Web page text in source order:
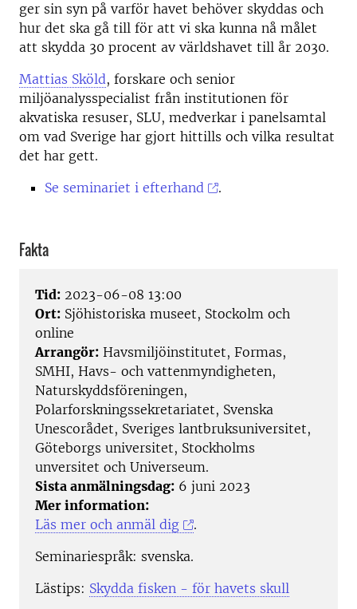
ger sin syn på varför havet behöver skyddas och
hur det ska gå till för att vi ska kunna nå målet
att skydda 30 procent av världshavet till år 2030.
Mattias Sköld, forskare och senior
miljöanalysspecialist från institutionen för
akvatiska resuser, SLU, medverkar i panelsamtal
om vad Sverige har gjort hittills och vilka resultat
det har gett.
Se seminariet i efterhand
.
Fakta
Tid: 2023-06-08 13:00
Ort: Sjöhistoriska museet, Stockolm och
online
Arrangör: Havsmiljöinstitutet, Formas,
SMHI, Havs- och vattenmyndigheten,
Naturskyddsföreningen,
Polarforskningssekretariatet, Svenska
Unescorådet, Sveriges lantbruksuniversitet,
Göteborgs universitet, Stockholms
unversitet och Universeum.
Sista anmälningsdag: 6 juni 2023
Mer information:
Läs mer och anmäl dig
.
Seminariespråk: svenska.
Lästips: Skydda fisken - för havets skull